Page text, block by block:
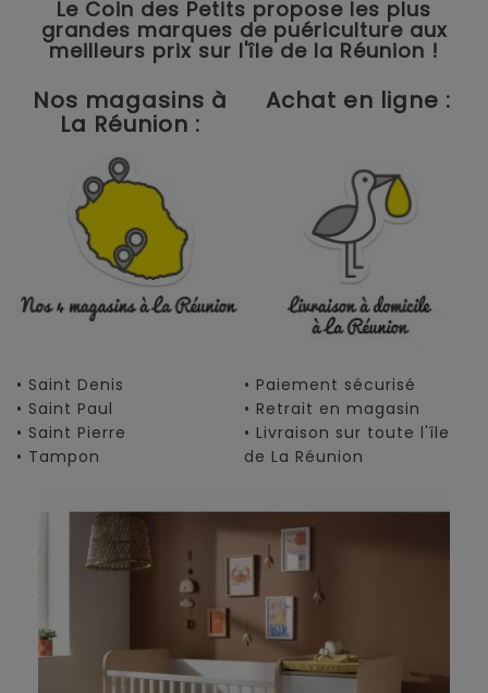
Le Coin des Petits propose les plus
grandes marques de puériculture aux
meilleurs prix sur l'île de la Réunion !
Nos magasins à
La Réunion :
Achat en ligne :
• Saint Denis
• Saint Paul
• Saint Pierre
• Tampon
• Paiement sécurisé
• Retrait en magasin
• Livraison sur toute l'île
de La Réunion